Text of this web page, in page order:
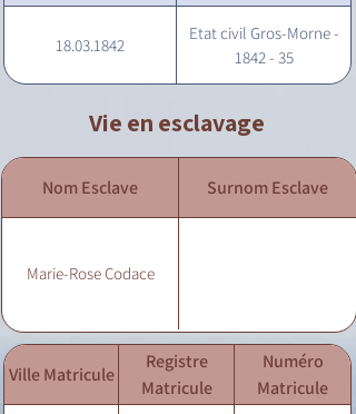
18.03.1842
Etat civil Gros-Morne -
1842 - 35
Vie en esclavage
Nom Esclave Surnom Esclave
Marie-Rose Codace
Ville Matricule
Registre
Matricule
Numéro
Matricule